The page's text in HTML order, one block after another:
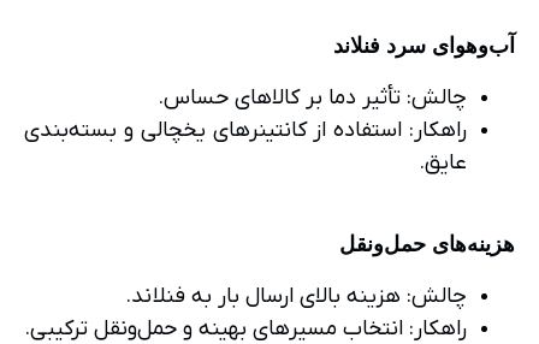
آب‌وهوای سرد فنلاند
چالش: تأثیر دما بر کالاهای حساس.
راهکار: استفاده از کانتینرهای یخچالی و بسته‌بندی
عایق.
هزینه‌های حمل‌ونقل
چالش: هزینه بالای ارسال بار به فنلاند.
راهکار: انتخاب مسیرهای بهینه و حمل‌ونقل ترکیبی.